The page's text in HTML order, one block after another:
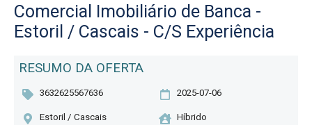
Comercial Imobiliário de Banca -
Estoril / Cascais - C/S Experiência
RESUMO DA OFERTA
3632625567636 2025-07-06
Estoril / Cascais Híbrido